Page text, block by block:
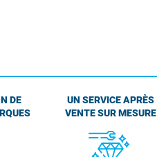
DE
UN SERVICE APRÈS
VENTE SUR MESURE